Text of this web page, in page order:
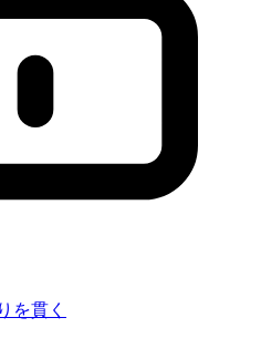
を貫く